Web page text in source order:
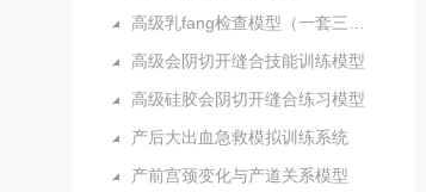
高级会阴切开缝合技能训练模型
高级硅胶会阴切开缝合练习模型
产后大出血急救模拟训练系统
产前宫颈变化与产道关系模型